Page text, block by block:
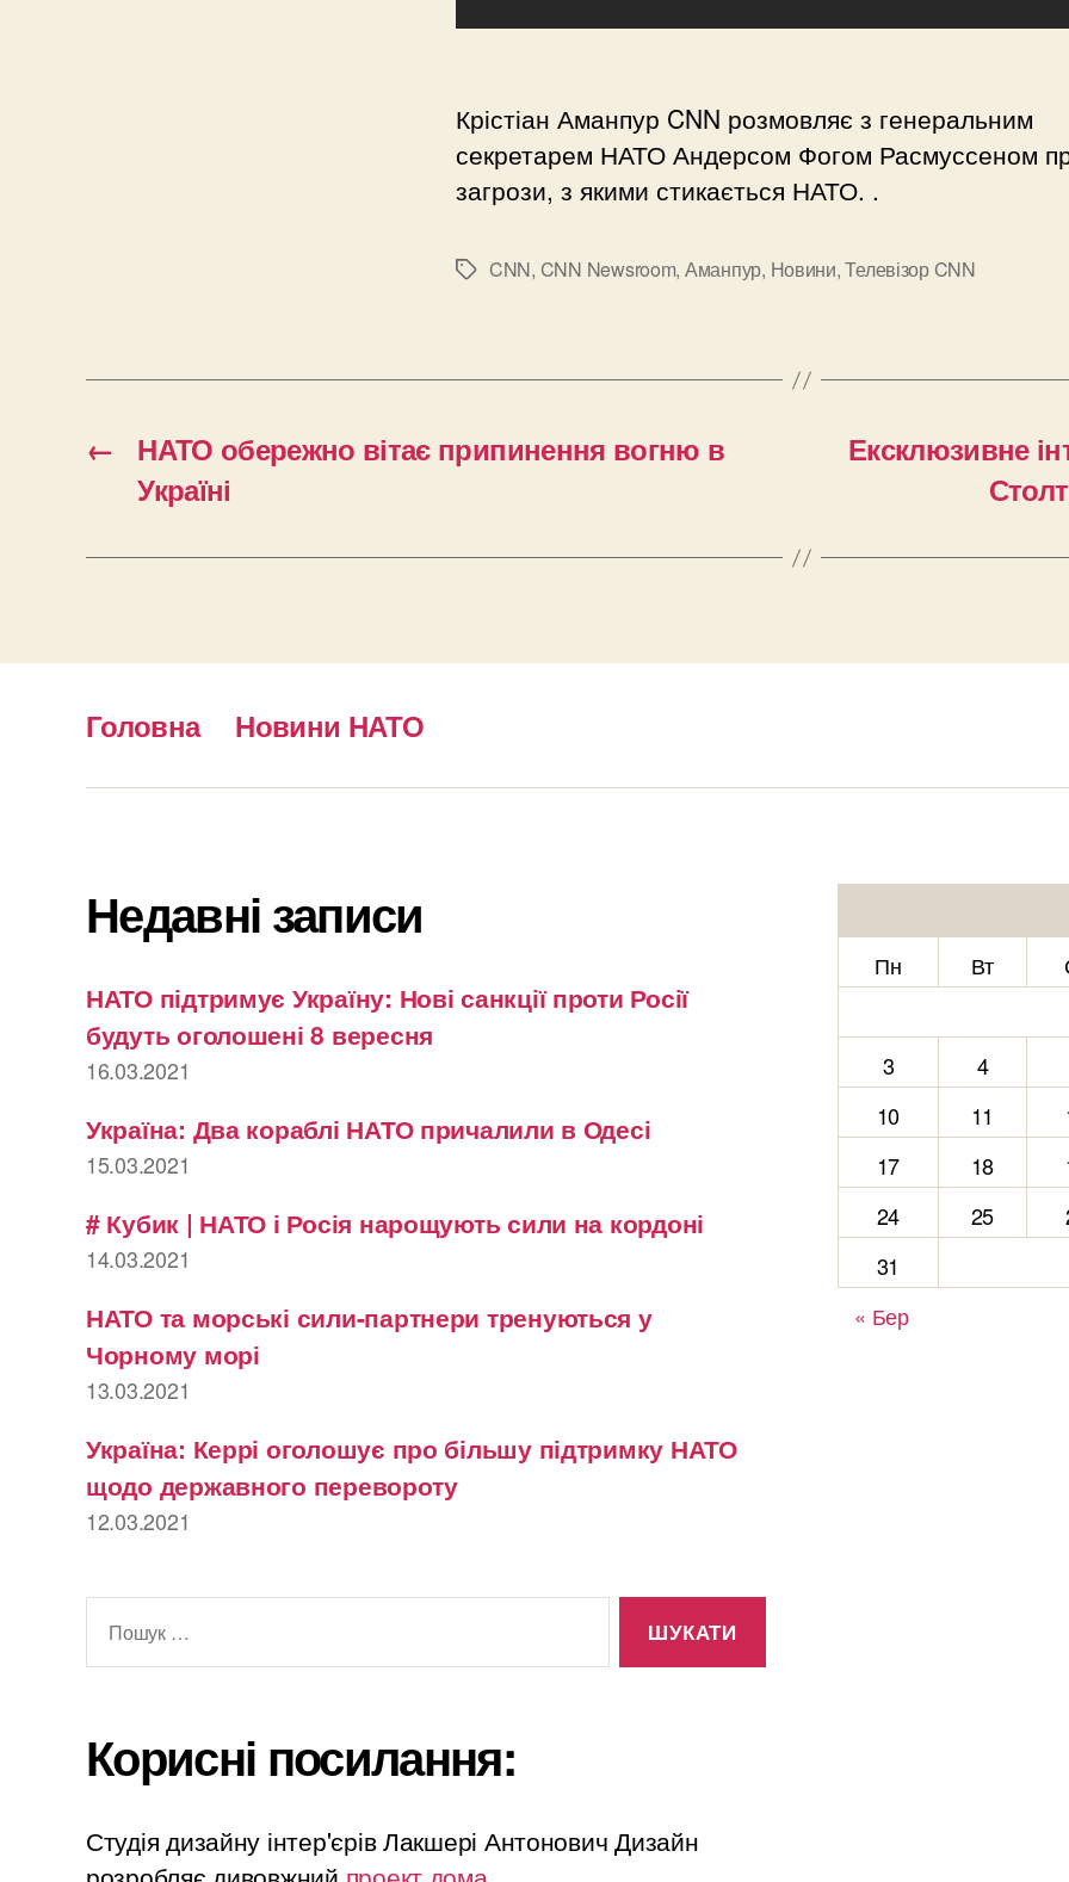
Крістіан Аманпур CNN розмовляє з генеральним
секретарем НАТО Андерсом Фогом Расмуссеном
загрози, з якими стикається НАТО. .
Позначки
CNN, CNN Newsroom, Аманпур, Новини,Телевізор CNN
←
НАТО обережно вітає припинення вогню в
Україні
Ексклюзивне
Головна Новини НАТО
Недавні записи
НАТО підтримує Україну: Нові санкції проти Росії
будуть оголошені 8 вересня
16.03.2021
Україна: Два кораблі НАТО причалили в Одесі
15.03.2021
# Кубик | НАТО і Росія нарощують сили на кордоні
14.03.2021
НАТО та морські сили-партнери тренуються у
Чорному морі
13.03.2021
Україна: Керрі оголошує про більшу підтримку НАТО
щодо державного перевороту
12.03.2021
Корисні посилання:
Студія дизайну інтер'єрів Лакшері Антонович Дизайн
Пн Вт
3
4
10
11
17
18
24
25
31
« Бер